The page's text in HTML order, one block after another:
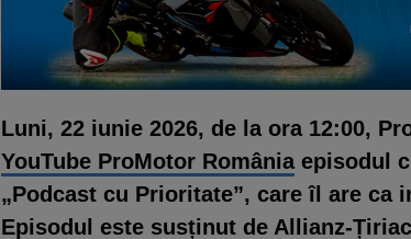
Luni, 22 iunie 2026, de la ora 12:00,
YouTube ProMotor Româniaepisodul
„Podcast cu Prioritate”, care îl are ca
Episodul este susținut de Allianz-